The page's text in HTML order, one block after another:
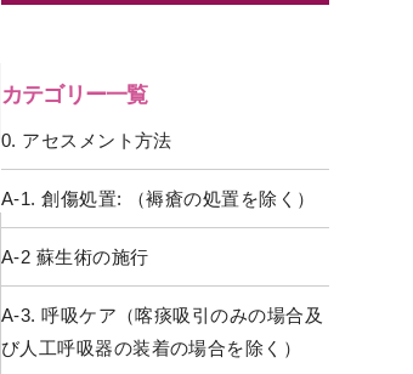
カテゴリー一覧
0. アセスメント方法
A-1. 創傷処置: （褥瘡の処置を除く）
A-2 蘇生術の施行
A-3. 呼吸ケア（喀痰吸引のみの場合及
び人工呼吸器の装着の場合を除く）